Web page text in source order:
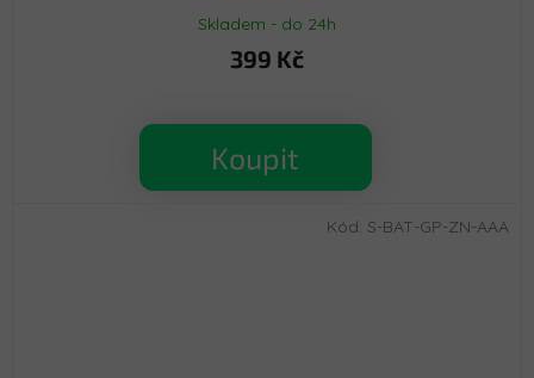
Skladem - do 24h
399 Kč
Koupit
Kód: S-BAT-GP-ZN-AAA